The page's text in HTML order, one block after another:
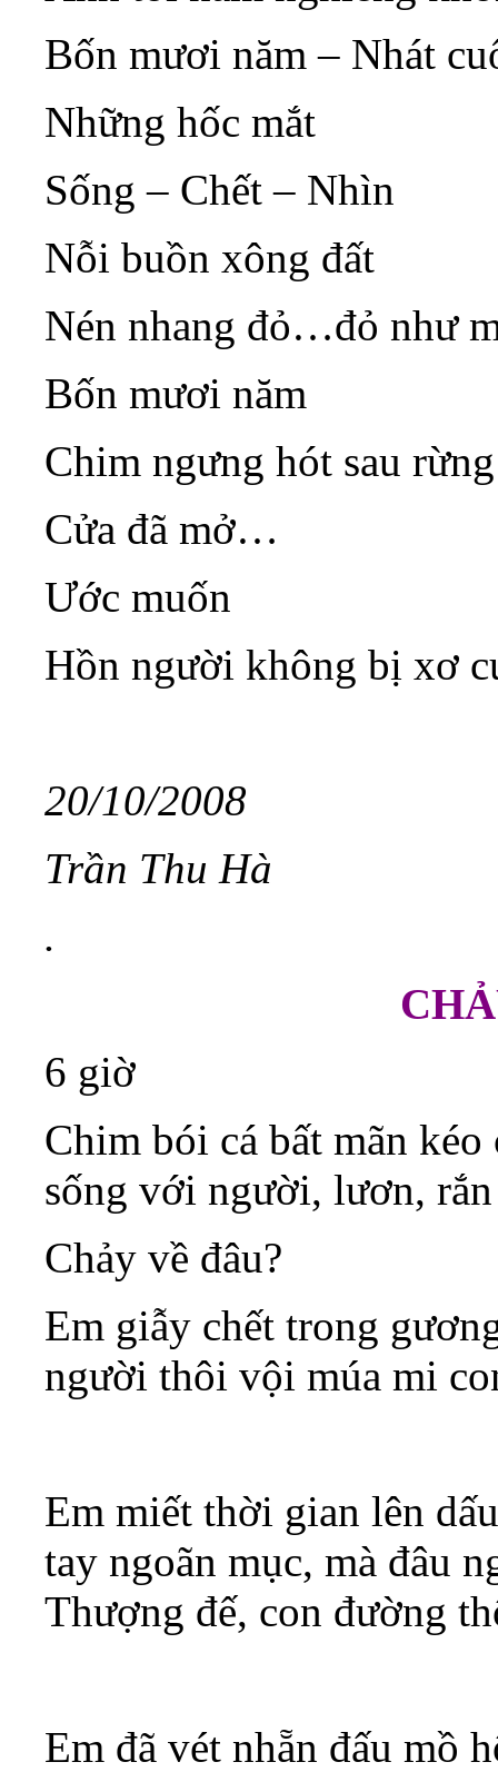
Bốn mươi năm – Nhát
Những hốc mắt
Sống – Chết – Nhìn
Nỗi buồn xông đất
Nén nhang đỏ…đỏ như
Bốn mươi năm
Chim ngưng hót sau
Cửa đã mở…
Ước muốn
Hồn người không bị xơ
20/10/2008
Trần Thu Hà
.
6 giờ
Chim bói cá bất mãn
sống với người, lươn,
Chảy về đâu?
Em giẫy chết trong
người thôi vội múa mi
Em miết thời gian lên
tay ngoãn mục, mà đâu
Thượng đế, con đường
Em đã vét nhẵn đấu mồ